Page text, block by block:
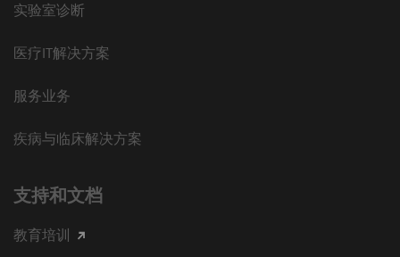
实验室诊断
医疗IT解决方案
服务业务
疾病与临床解决方案
支持和文档
教育培训